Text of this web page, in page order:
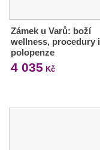
Zámek u Varů: boží
wellness, procedury i
polopenze
4 035 Kč